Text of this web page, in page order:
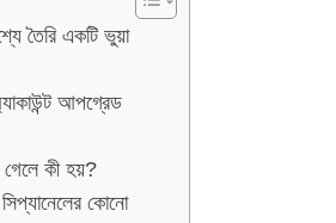
তৈরি একটি ভুয়া
আপগ্রেড
গেলে কী হয়?
কোনো